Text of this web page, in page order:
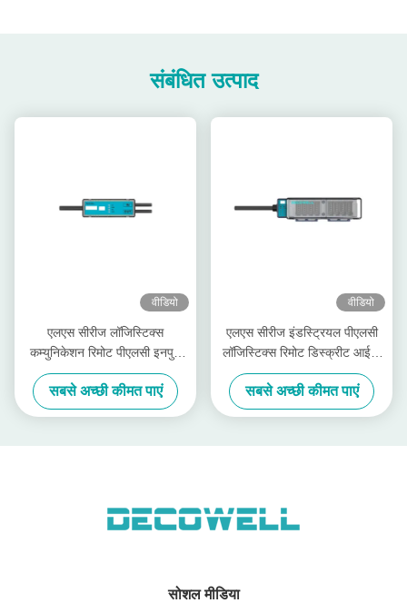
संबंधित उत्पाद
वीडियो
एलएस सीरीज लॉजिस्टिक्स
कम्युनिकेशन रिमोट पीएलसी इनपुट
आउटपुट मॉड्यूल
एलएस-1डीआई1डीओ-पी1टीएस
सबसे अच्छी कीमत पाएं
वीडियो
एलएस सीरीज इंडस्ट्रियल पीएलसी
लॉजिस्टिक्स रिमोट डिस्क्रीट आईओ
मॉड्यूल एलएस-4डीआई4डीओ-
पी2एफएस
सबसे अच्छी कीमत पाएं
सोशल मीडिया